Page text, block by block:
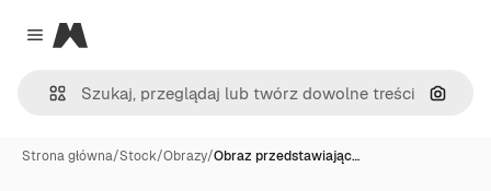
Close menu
Magnific
Szukaj
Strona główna/Stock/Obrazy/Obraz przedstawiając…